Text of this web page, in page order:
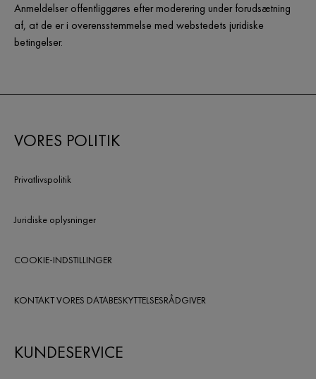
Anmeldelser offentliggøres efter moderering under forudsætning
af, at de er i overensstemmelse med webstedets juridiske
betingelser.
VORES POLITIK
Privatlivspolitik
Juridiske oplysninger
COOKIE-INDSTILLINGER
KONTAKT VORES DATABESKYTTELSESRÅDGIVER
KUNDESERVICE